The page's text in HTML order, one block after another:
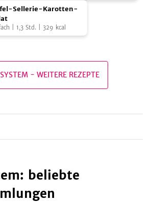
Dressing
Sellerie-Karotten-
1,3 Std. 329 kcal
- WEITERE REZEPTE